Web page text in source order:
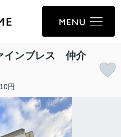
インブレス 仲介
円